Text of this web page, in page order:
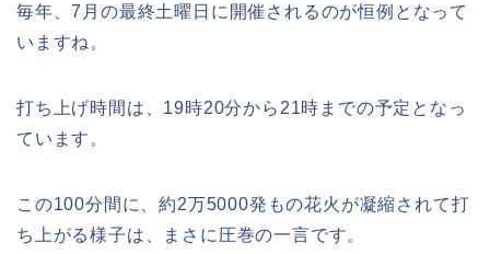
毎年、7月の最終土曜日に開催されるのが恒例となって
いますね。
打ち上げ時間は、19時20分から21時までの予定となっ
ています。
この100分間に、約2万5000発もの花火が凝縮されて打
ち上がる様子は、まさに圧巻の一言です。